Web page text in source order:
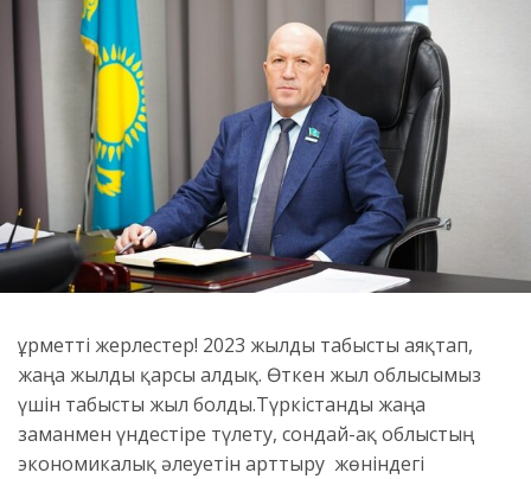
Құрметті жерлестер! 2023 жылды табысты аяқтап,
жаңа жылды қарсы алдық. Өткен жыл облысымыз
үшін табысты жыл болды.Түркістанды жаңа
заманмен үндестіре түлету, сондай-ақ облыстың
экономикалық әлеуетін арттыру жөніндегі